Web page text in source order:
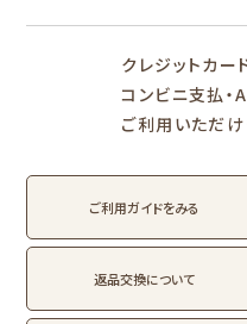
フルカワはんこの商品を見る
fufufu手帳
サン
おや
トビマツショウイチ
ロウ
ト
Lipton BEAR'S
カ
翠 sui の商品を見る
クレジットカー
コンビニ支払
ご利用いただけ
ご利用ガイドをみる
返品交換について